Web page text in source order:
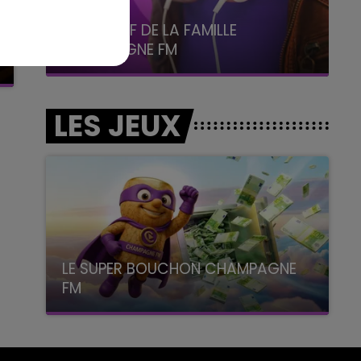
LE BEST OF DE LA FAMILLE
CHAMPAGNE FM
LES JEUX
LE SUPER BOUCHON CHAMPAGNE
FM
avec La Famille Champagne FM, à 8H10